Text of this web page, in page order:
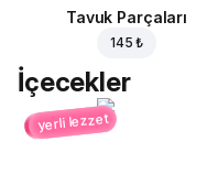
Tavuk Parçaları
145 ₺
İçecekler
yerli lezzet